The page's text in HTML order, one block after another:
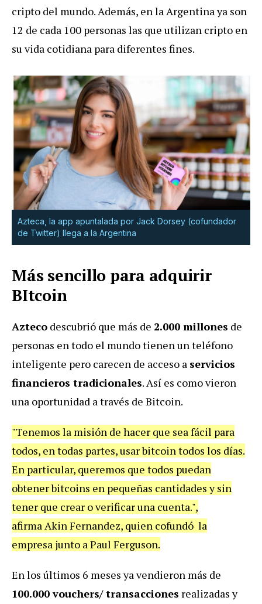
cripto del mundo. Además, en la Argentina ya son
12 de cada 100 personas las que utilizan cripto en
su vida cotidiana para diferentes fines.
Azteca, la app apuntalada por Jack Dorsey (cofundador
de Twitter) llega a la Argentina
Más sencillo para adquirir
BItcoin
Azteco descubrió que más de 2.000 millones de
personas en todo el mundo tienen un teléfono
inteligente pero carecen de acceso a servicios
financieros tradicionales. Así es como vieron
una oportunidad a través de Bitcoin.
"Tenemos la misión de hacer que sea fácil para
todos, en todas partes, usar bitcoin todos los días.
En particular, queremos que todos puedan
obtener bitcoins en pequeñas cantidades y sin
tener que crear o verificar una cuenta.",
afirma Akin Fernandez, quien cofundó la
empresa junto a Paul Ferguson.
En los últimos 6 meses ya vendieron más de
100.000 vouchers/ transacciones realizadas y